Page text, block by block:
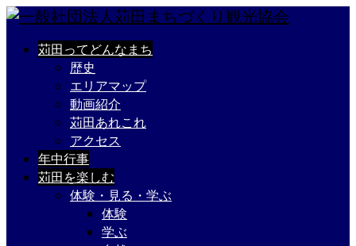
苅田ってどんなまち
歴史
エリアマップ
動画紹介
苅田あれこれ
アクセス
年中行事
苅田を楽しむ
体験・見る・学ぶ
体験
学ぶ